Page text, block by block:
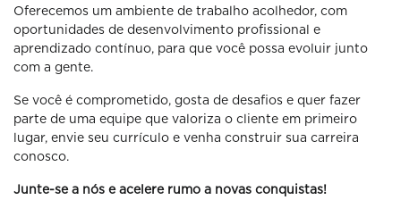
Oferecemos um ambiente de trabalho acolhedor, com
oportunidades de desenvolvimento profissional e
aprendizado contínuo, para que você possa evoluir junto
com a gente.
Se você é comprometido, gosta de desafios e quer fazer
parte de uma equipe que valoriza o cliente em primeiro
lugar, envie seu currículo e venha construir sua carreira
conosco.
Junte-se a nós e acelere rumo a novas conquistas!